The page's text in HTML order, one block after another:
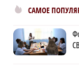
САМОЕ